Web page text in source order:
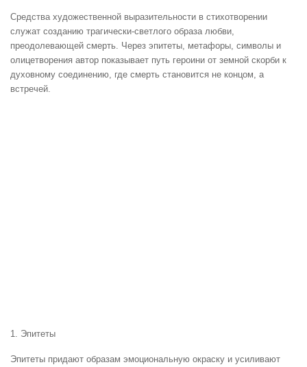
Средства художественной выразительности в стихотворении
служат созданию трагически-светлого образа любви,
преодолевающей смерть. Через эпитеты, метафоры, символы и
олицетворения автор показывает путь героини от земной скорби к
духовному соединению, где смерть становится не концом, а
встречей.
1. Эпитеты
Эпитеты придают образам эмоциональную окраску и усиливают